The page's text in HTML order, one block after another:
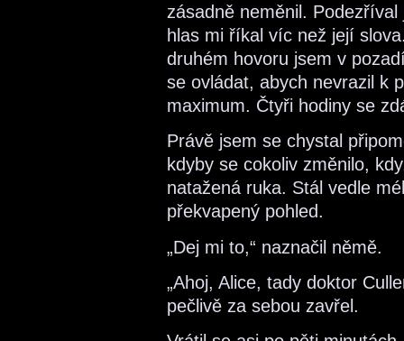
zásadně neměnil.
hlas mi říkal víc než její
druhém hovoru jsem v
se ovládat, abych nevrazil k
maximum. Čtyři hodiny se
Právě jsem se chystal
kdyby se cokoliv změnilo,
natažená ruka. Stál vedle
překvapený pohled.
„Dej mi to,“ naznačil němě.
„Ahoj, Alice, tady doktor
pečlivě za sebou zavřel.